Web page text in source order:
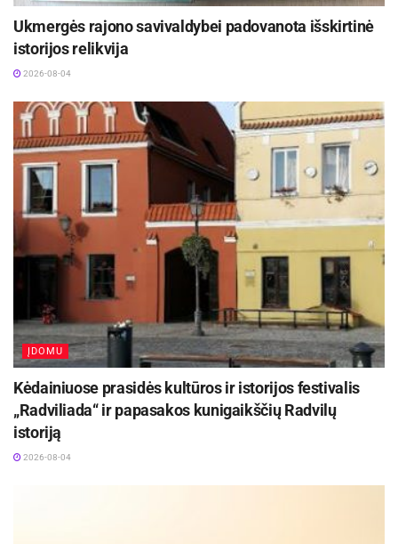
Ukmergės rajono savivaldybei padovanota išskirtinė
istorijos relikvija
2026-08-04
ĮDOMU
Kėdainiuose prasidės kultūros ir istorijos festivalis
„Radviliada“ ir papasakos kunigaikščių Radvilų
istoriją
2026-08-04